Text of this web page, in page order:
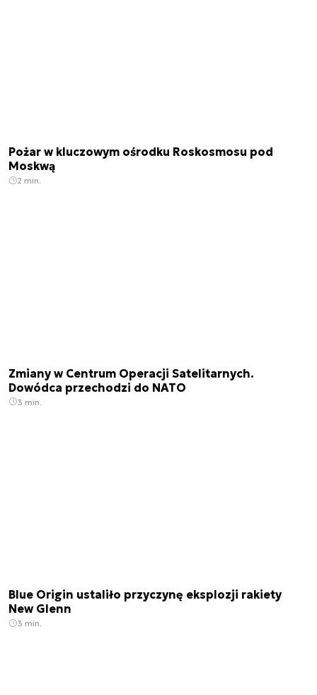
Pożar w kluczowym ośrodku Roskosmosu pod
Moskwą
2 min.
Zmiany w Centrum Operacji Satelitarnych.
Dowódca przechodzi do NATO
3 min.
Blue Origin ustaliło przyczynę eksplozji rakiety
New Glenn
3 min.